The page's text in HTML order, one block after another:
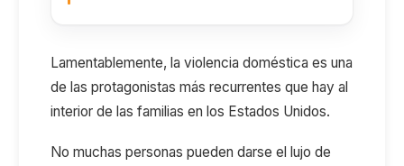
Lamentablemente, la violencia doméstica es una
de las protagonistas más recurrentes que hay al
interior de las familias en los Estados Unidos.
No muchas personas pueden darse el lujo de